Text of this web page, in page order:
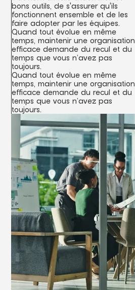
bons outils de s'assurer qu'ils
fonctionnent ensemble et de les
faire adopter par les équipes.
Quand tout évolue en même
temps maintenir une organisation
efficace demande du recul et du
temps que vous n’avez pas
toujours.
Quand tout évolue en même
temps maintenir une organisation
efficace demande du recul et du
temps que vous n’avez pas
toujours.